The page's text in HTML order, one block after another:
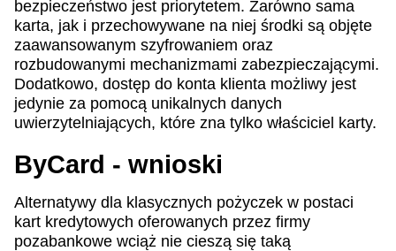
bezpieczeństwo jest priorytetem. Zarówno sama
karta, jak i przechowywane na niej środki są objęte
zaawansowanym szyfrowaniem oraz
rozbudowanymi mechanizmami zabezpieczającymi.
Dodatkowo, dostęp do konta klienta możliwy jest
jedynie za pomocą unikalnych danych
uwierzytelniających, które zna tylko właściciel karty.
ByCard - wnioski
Alternatywy dla klasycznych pożyczek w postaci
kart kredytowych oferowanych przez firmy
pozabankowe wciąż nie cieszą się taką